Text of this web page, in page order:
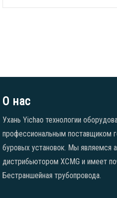
О нас
Ухань Yichao технологии
профессиональным поставщиком
буровых установок. Мы являемся
дистрибьютором XCMG и имеет
Бестраншейная трубопровода.